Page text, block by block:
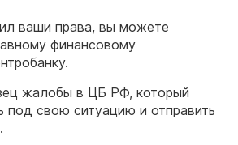
ваши права, вы можете
финансовому
жалобы в ЦБ РФ, который
под свою ситуацию и отправить